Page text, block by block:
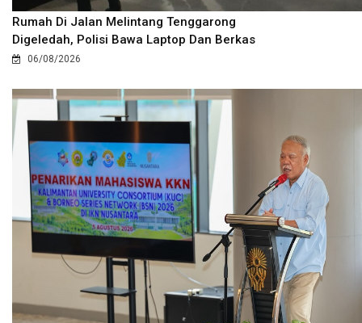
Rumah Di Jalan Melintang Tenggarong
Digeledah, Polisi Bawa Laptop Dan Berkas
06/08/2026